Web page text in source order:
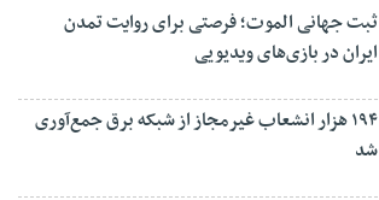
ثبت جهانی الموت؛ فرصتی برای روایت تمدن
ایران در بازی‌های ویدیویی
۱۹۴ هزار انشعاب غیرمجاز از شبکه برق جمع‌آوری
شد